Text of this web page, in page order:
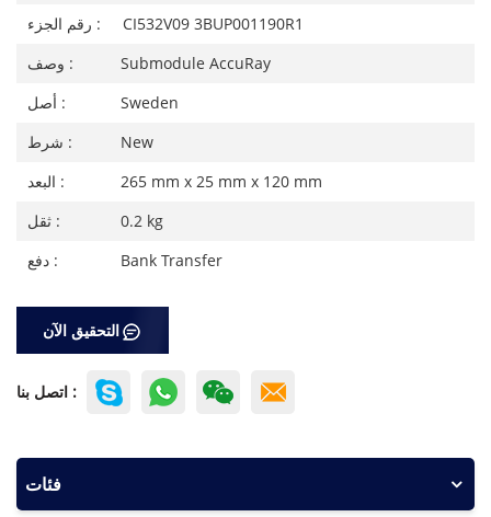
رقم الجزء :
CI532V09 3BUP001190R1
وصف :
Submodule AccuRay
أصل :
Sweden
شرط :
New
البعد :
265 mm x 25 mm x 120 mm
ثقل :
0.2 kg
دفع :
Bank Transfer
التحقيق الآن
اتصل بنا :
فئات